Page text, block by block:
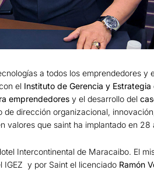
a todos los emprendedores
el Instituto de Gerencia y Estrategia
emprendedores y el desarrollo del
dirección organizacional,
valores que saint ha implantado en
Intercontinental de Maracaibo. El
IGEZ y por Saint el licenciado Ramón